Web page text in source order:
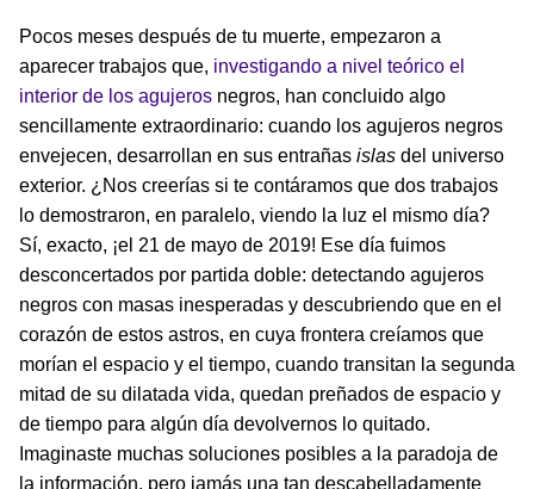
Pocos meses después de tu muerte, empezaron a
aparecer trabajos que, investigando a nivel teórico el
interior de los agujeros negros, han concluido algo
sencillamente extraordinario: cuando los agujeros negros
envejecen, desarrollan en sus entrañas islas del universo
exterior. ¿Nos creerías si te contáramos que dos trabajos
lo demostraron, en paralelo, viendo la luz el mismo día?
Sí, exacto, ¡el 21 de mayo de 2019! Ese día fuimos
desconcertados por partida doble: detectando agujeros
negros con masas inesperadas y descubriendo que en el
corazón de estos astros, en cuya frontera creíamos que
morían el espacio y el tiempo, cuando transitan la segunda
mitad de su dilatada vida, quedan preñados de espacio y
de tiempo para algún día devolvernos lo quitado.
Imaginaste muchas soluciones posibles a la paradoja de
la información, pero jamás una tan descabelladamente